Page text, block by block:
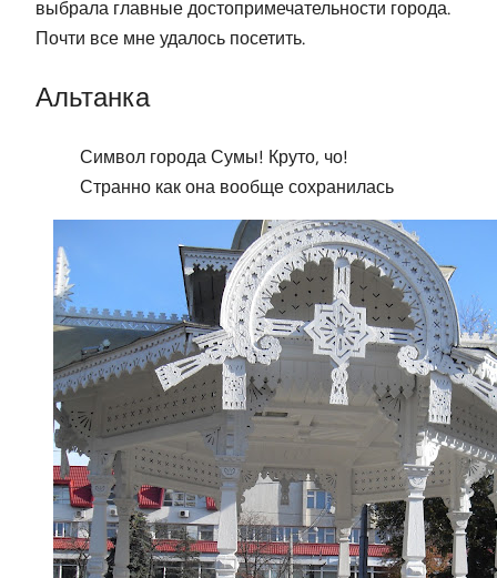
выбрала главные достопримечательности города.
Почти все мне удалось посетить.
Альтанка
Символ города Сумы! Круто, чо!
Странно как она вообще сохранилась